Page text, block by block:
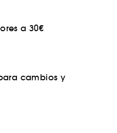
a 30€
cambios y